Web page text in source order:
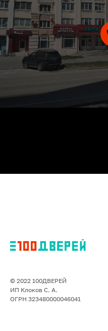
© 2022 100ДВЕРЕЙ
ИП Клоков С. А.
ОГРН 323480000046041